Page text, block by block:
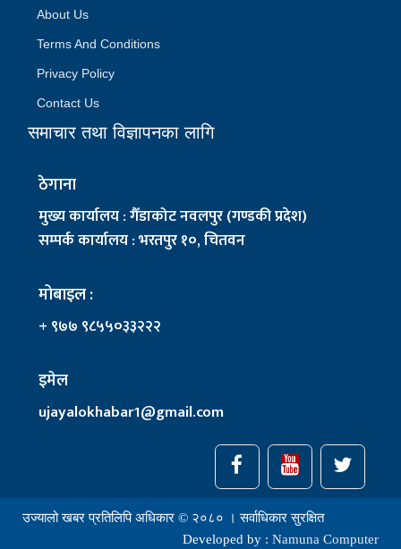
About Us
Terms And Conditions
Privacy Policy
Contact Us
समाचार तथा विज्ञापनका लागि
ठेगाना
मुख्य कार्यालय : गैँडाकोट नवलपुर (गण्डकी प्रदेश)
सम्पर्क कार्यालय : भरतपुर १०, चितवन
मोबाइल :
+ ९७७ ९८५५०३३२२२
इमेल
ujayalokhabar1@gmail.com
उज्यालो खबर प्रतिलिपि अधिकार © २०८० । सर्वाधिकार सुरक्षित
Developed by : Namuna Computer